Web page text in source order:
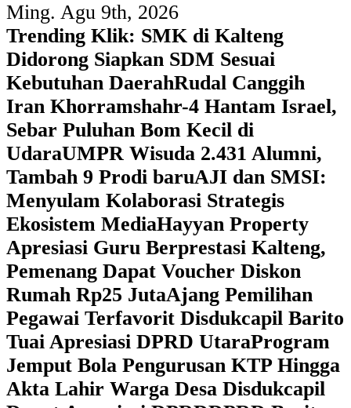
Ming. Agu 9th, 2026
Trending Klik: SMK di Kalteng
Didorong Siapkan SDM Sesuai
Kebutuhan DaerahRudal Canggih
Iran Khorramshahr-4 Hantam Israel,
Sebar Puluhan Bom Kecil di
UdaraUMPR Wisuda 2.431 Alumni,
Tambah 9 Prodi baruAJI dan SMSI:
Menyulam Kolaborasi Strategis
Ekosistem MediaHayyan Property
Apresiasi Guru Berprestasi Kalteng,
Pemenang Dapat Voucher Diskon
Rumah Rp25 JutaAjang Pemilihan
Pegawai Terfavorit Disdukcapil Barito
Tuai Apresiasi DPRD UtaraProgram
Jemput Bola Pengurusan KTP Hingga
Akta Lahir Warga Desa Disdukcapil